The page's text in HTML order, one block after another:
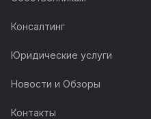
Консалтинг
Юридические услуги
Новости и Обзоры
Контакты